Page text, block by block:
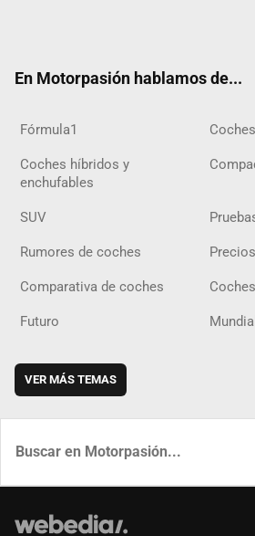
En Motorpasión hablamos de...
Fórmula1
Coches híbridos y
enchufables
SUV
Rumores de coches
Comparativa de coches
Futuro
VER MÁS TEMAS